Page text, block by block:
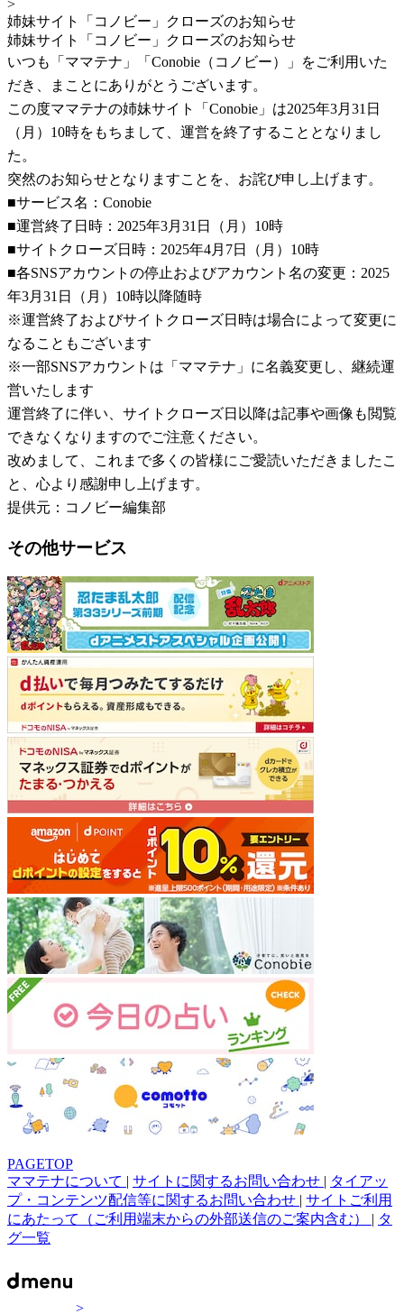
>
姉妹サイト「コノビー」クローズのお知らせ
姉妹サイト「コノビー」クローズのお知らせ
いつも「ママテナ」「Conobie（コノビー）」をご利用いた
だき、まことにありがとうございます。
この度ママテナの姉妹サイト「Conobie」は2025年3月31日
（月）10時をもちまして、運営を終了することとなりまし
た。
突然のお知らせとなりますことを、お詫び申し上げます。
■サービス名：Conobie
■運営終了日時：2025年3月31日（月）10時
■サイトクローズ日時：2025年4月7日（月）10時
■各SNSアカウントの停止およびアカウント名の変更：2025
年3月31日（月）10時以降随時
※運営終了およびサイトクローズ日時は場合によって変更に
なることもございます
※一部SNSアカウントは「ママテナ」に名義変更し、継続運
営いたします
運営終了に伴い、サイトクローズ日以降は記事や画像も閲覧
できなくなりますのでご注意ください。
改めまして、これまで多くの皆様にご愛読いただきましたこ
と、心より感謝申し上げます。
提供元：コノビー編集部
その他サービス
PAGETOP
ママテナについて | サイトに関するお問い合わせ | タイアッ
プ・コンテンツ配信等に関するお問い合わせ | サイトご利用
にあたって（ご利用端末からの外部送信のご案内含む） | タ
グ一覧
>